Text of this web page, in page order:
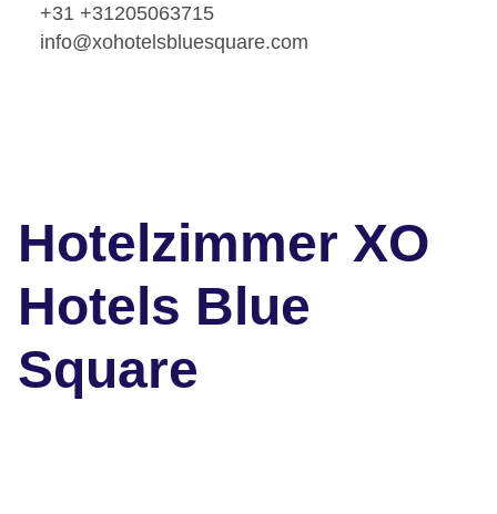
+31 +31205063715
info@xohotelsbluesquare.com
Hotelzimmer XO
Hotels Blue
Square